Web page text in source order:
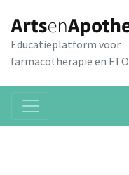
Educatieplatform voor
farmacotherapie en FTO